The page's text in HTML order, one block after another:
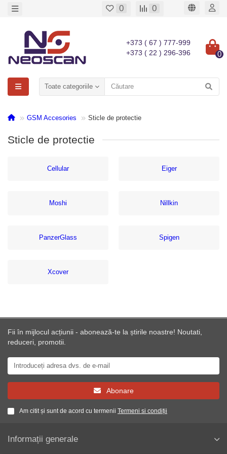
0 0
+373 ( 67 ) 777-999
+373 ( 22 ) 296-396
0
Toate categoriile
GSM Accesories Sticle de protectie
Sticle de protectie
Cellular Eiger
Moshi Nillkin
PanzerGlass Spigen
Xcover
Fii în mijlocul acțiunii - abonează-te la știrile noastre! Noutati,
reduceri, promotii.
Abonare
Am citit și sunt de acord cu termenii Termeni si condiții
Informații generale